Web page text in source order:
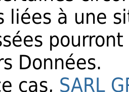
liées à une
Données.
cas, SARL